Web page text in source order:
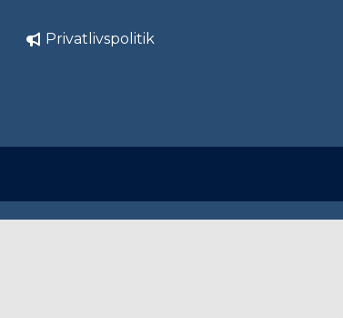
Privatlivspolitik